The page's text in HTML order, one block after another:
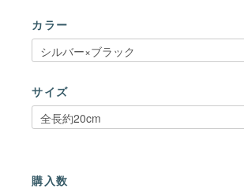
カラー
サイズ
購入数